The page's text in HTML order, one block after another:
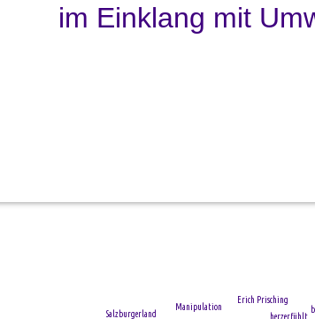
im Einklang mit Um
herzerfühlt
Manipulation
Salzburgerland
Erich Prisching